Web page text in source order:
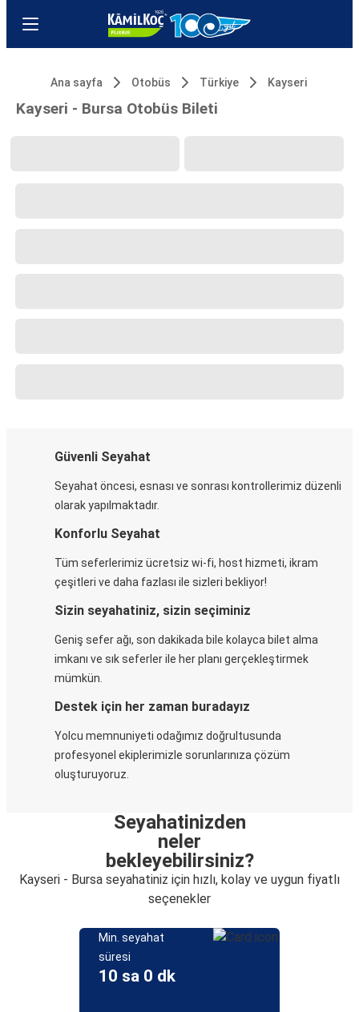
Ana sayfa Otobüs Türkiye Kayseri
Kayseri - Bursa Otobüs Bileti
Güvenli Seyahat
Seyahat öncesi, esnası ve sonrası kontrollerimiz düzenli
olarak yapılmaktadır.
Konforlu Seyahat
Tüm seferlerimiz ücretsiz wi-fi, host hizmeti, ikram
çeşitleri ve daha fazlası ile sizleri bekliyor!
Sizin seyahatiniz, sizin seçiminiz
Geniş sefer ağı, son dakikada bile kolayca bilet alma
imkanı ve sık seferler ile her planı gerçekleştirmek
mümkün.
Destek için her zaman buradayız
Yolcu memnuniyeti odağımız doğrultusunda
profesyonel ekiplerimizle sorunlarınıza çözüm
oluşturuyoruz.
Seyahatinizden
neler
bekleyebilirsiniz?
Kayseri - Bursa seyahatiniz için hızlı, kolay ve uygun fiyatlı
seçenekler
Min. seyahat
süresi
10 sa 0 dk